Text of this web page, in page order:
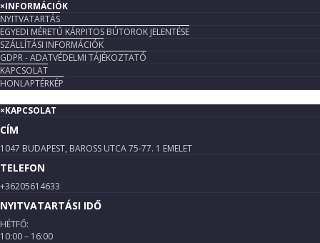
×INFORMÁCIÓK
NYITVATARTÁS
EGYEDI MÉRETŰ KÁRPITOS BÚTOROK JELENTÉSE
SZÁLLÍTÁSI INFORMÁCIÓK
GDPR - ADATVÉDELMI TÁJÉKOZTATÓ
KAPCSOLAT
HONLAPTÉRKÉP
×KAPCSOLAT
CÍM
1047 BUDAPEST, BAROSS UTCA 75-77. 1 EMELET
TELEFON
+36205614633
NYITVATARTÁSI IDŐ
HÉTFŐ:
10:00 – 16:00